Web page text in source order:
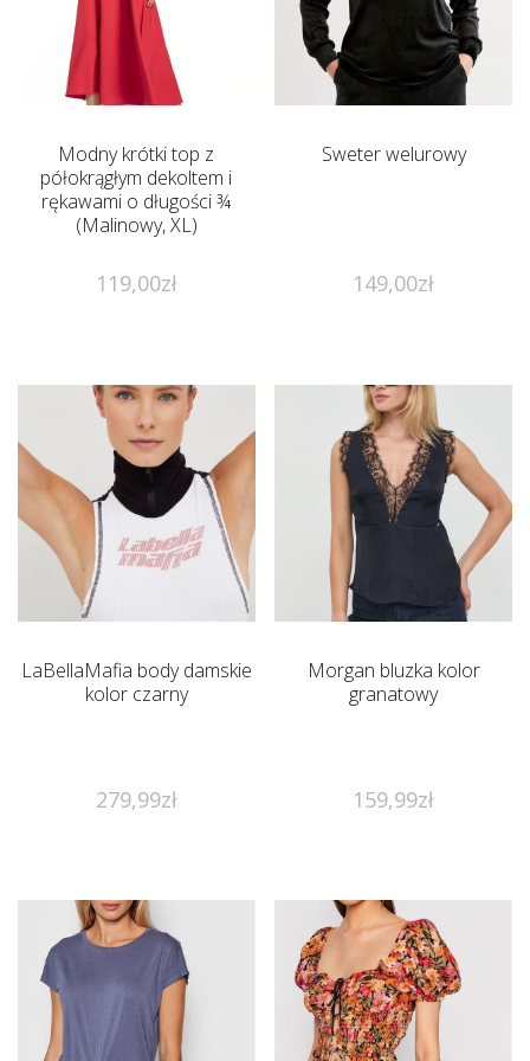
Modny krótki top z
półokrągłym dekoltem i
rękawami o długości ¾
(Malinowy, XL)
119,00zł
Sweter welurowy
149,00zł
LaBellaMafia body damskie
kolor czarny
279,99zł
Morgan bluzka kolor
granatowy
159,99zł